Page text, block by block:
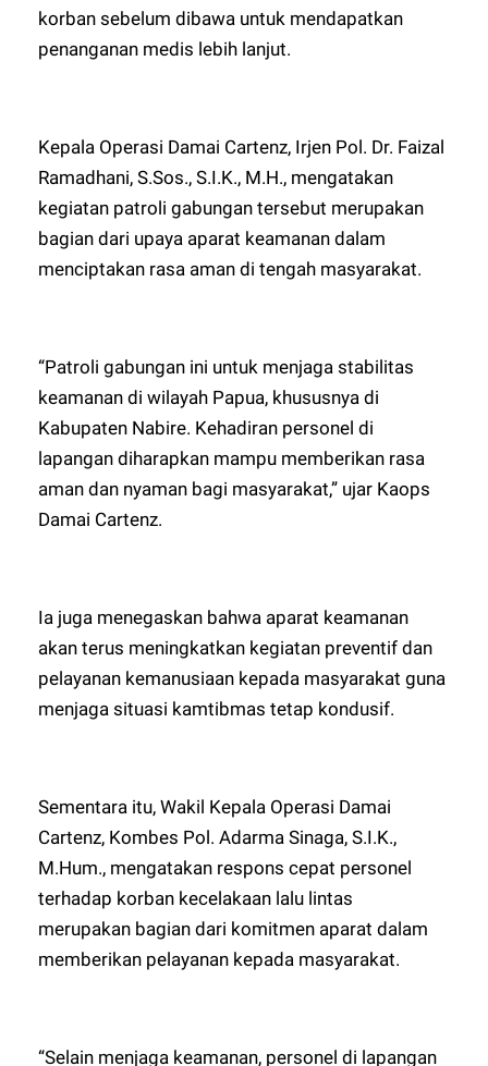
korban sebelum dibawa untuk mendapatkan
penanganan medis lebih lanjut.
Kepala Operasi Damai Cartenz, Irjen Pol. Dr. Faizal
Ramadhani, S.Sos., S.I.K., M.H., mengatakan
kegiatan patroli gabungan tersebut merupakan
bagian dari upaya aparat keamanan dalam
menciptakan rasa aman di tengah masyarakat.
“Patroli gabungan ini untuk menjaga stabilitas
keamanan di wilayah Papua, khususnya di
Kabupaten Nabire. Kehadiran personel di
lapangan diharapkan mampu memberikan rasa
aman dan nyaman bagi masyarakat,” ujar Kaops
Damai Cartenz.
Ia juga menegaskan bahwa aparat keamanan
akan terus meningkatkan kegiatan preventif dan
pelayanan kemanusiaan kepada masyarakat guna
menjaga situasi kamtibmas tetap kondusif.
Sementara itu, Wakil Kepala Operasi Damai
Cartenz, Kombes Pol. Adarma Sinaga, S.I.K.,
M.Hum., mengatakan respons cepat personel
terhadap korban kecelakaan lalu lintas
merupakan bagian dari komitmen aparat dalam
memberikan pelayanan kepada masyarakat.
“Selain menjaga keamanan, personel di lapangan